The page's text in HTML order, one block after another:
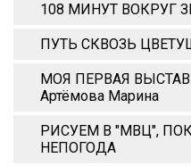
108 МИНУТ ВОКРУГ
ПУТЬ СКВОЗЬ
МОЯ ПЕРВАЯ
Артёмова Марина
РИСУЕМ В "МВЦ",
НЕПОГОДА